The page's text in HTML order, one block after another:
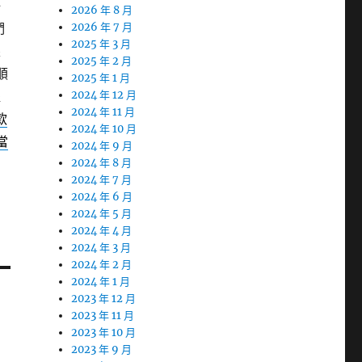
2026 年 8 月
2026 年 7 月
2025 年 3 月
2025 年 2 月
2025 年 1 月
2024 年 12 月
2024 年 11 月
2024 年 10 月
2024 年 9 月
2024 年 8 月
2024 年 7 月
2024 年 6 月
2024 年 5 月
2024 年 4 月
2024 年 3 月
2024 年 2 月
2024 年 1 月
2023 年 12 月
2023 年 11 月
2023 年 10 月
2023 年 9 月